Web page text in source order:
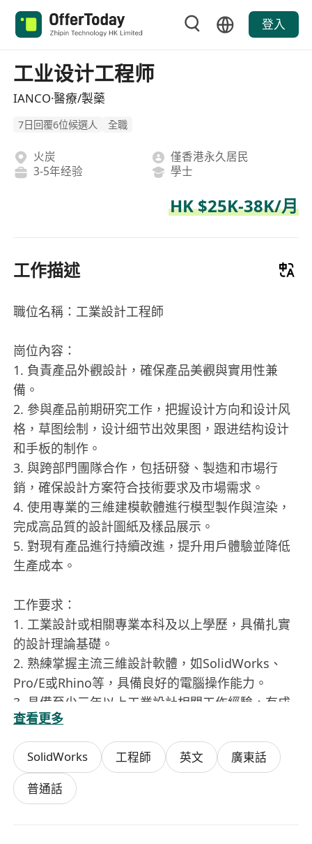
登入
工业设计工程师
IANCO·醫療/製藥
7日回覆6位候選人 全職
火炭
僅香港永久居民
3-5年经验
學士
HK $25K-38K/月
工作描述
職位名稱：工業設計工程師
崗位內容：
1. 負責產品外觀設計，確保產品美觀與實用性兼
備。
2. 參與產品前期研究工作，把握设计方向和设计风
格，草图绘制，设计细节出效果图，跟进结构设计
和手板的制作。
3. 與跨部門團隊合作，包括研發、製造和市場行
銷，確保設計方案符合技術要求及市場需求。
4. 使用專業的三維建模軟體進行模型製作與渲染，
完成高品質的設計圖紙及樣品展示。
5. 對現有產品進行持續改進，提升用戶體驗並降低
生產成本。
工作要求：
1. 工業設計或相關專業本科及以上學歷，具備扎實
的設計理論基礎。
2. 熟練掌握主流三維設計軟體，如SolidWorks、
Pro/E或Rhino等，具備良好的電腦操作能力。
3. 具備至少三年以上工業設計相關工作經驗，有成
功上市產品設計案例者優先考慮。
4. 具備良好的溝通協調能力，能夠在多部門協作環
境中高效工作。
5. 對新材料、新工藝有敏銳的洞察力，能快速學習
並應用於實際設計工作中。
查看更多
SolidWorks 工程師 英文
廣東話
普通話